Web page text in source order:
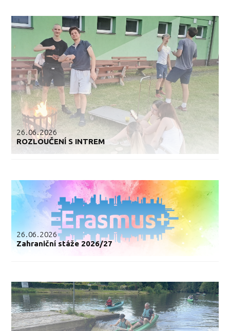
26.06.2026
ROZLOUČENÍ S INTREM
26.06.2026
Zahraniční stáže 2026/27